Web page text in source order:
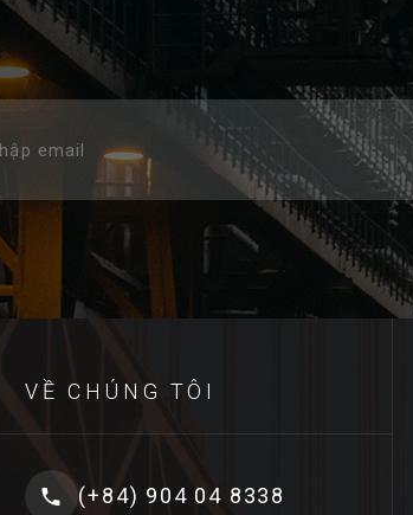
VỀ CHÚNG TÔI
(+84) 904 04 8338